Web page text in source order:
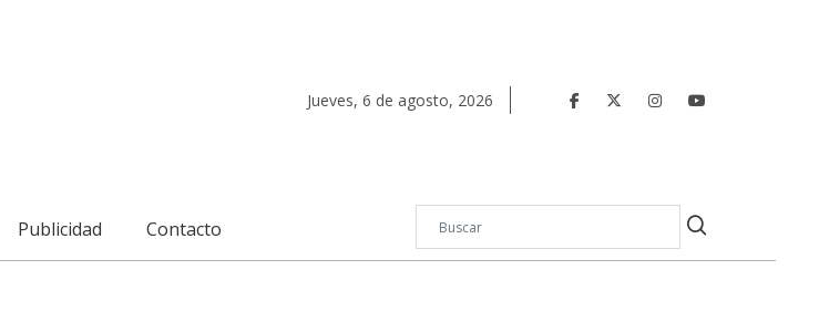
Jueves, 6 de agosto, 2026
Publicidad Contacto